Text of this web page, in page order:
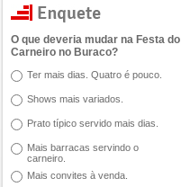
O que deveria mudar na Festa do
Carneiro no Buraco?
Ter mais dias. Quatro é pouco.
Shows mais variados.
Prato típico servido mais dias.
Mais barracas servindo o
carneiro.
Mais convites à venda.